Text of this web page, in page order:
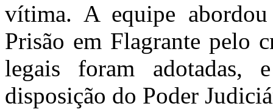
vítima. A equipe
Prisão em Flagrante pelo
legais foram adotadas,
disposição do Poder